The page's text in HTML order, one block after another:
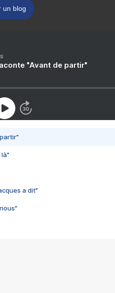
un blog
"Avant de partir"
là"
a dit"